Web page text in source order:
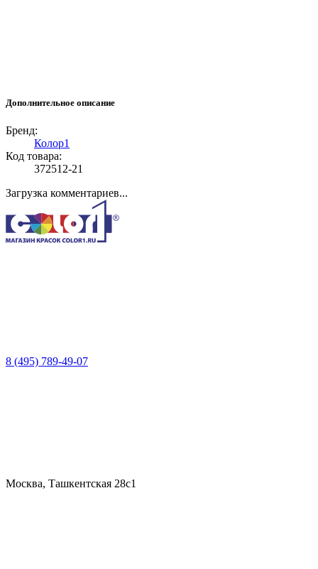
Дополнительное описание
Бренд:
Колор1
Код товара:
372512-21
Загрузка комментариев...
8 (495) 789-49-07
Москва, Ташкентская 28с1